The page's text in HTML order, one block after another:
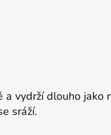
vydrží dlouho jako
sráží.